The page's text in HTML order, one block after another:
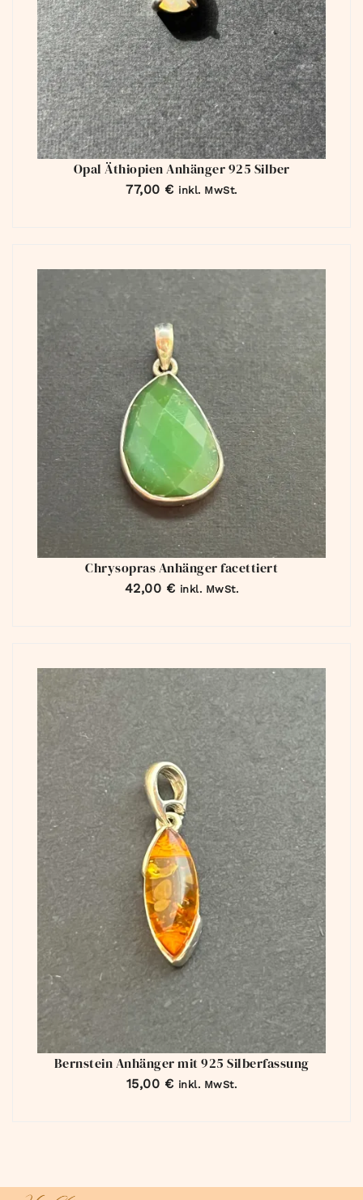
Opal Äthiopien Anhänger 925 Silber
77,00 € inkl. MwSt.
Chrysopras Anhänger facettiert
42,00 € inkl. MwSt.
Bernstein Anhänger mit 925 Silberfassung
15,00 € inkl. MwSt.